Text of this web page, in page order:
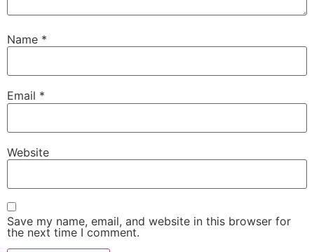
Name *
Email *
Website
Save my name, email, and website in this browser for
the next time I comment.